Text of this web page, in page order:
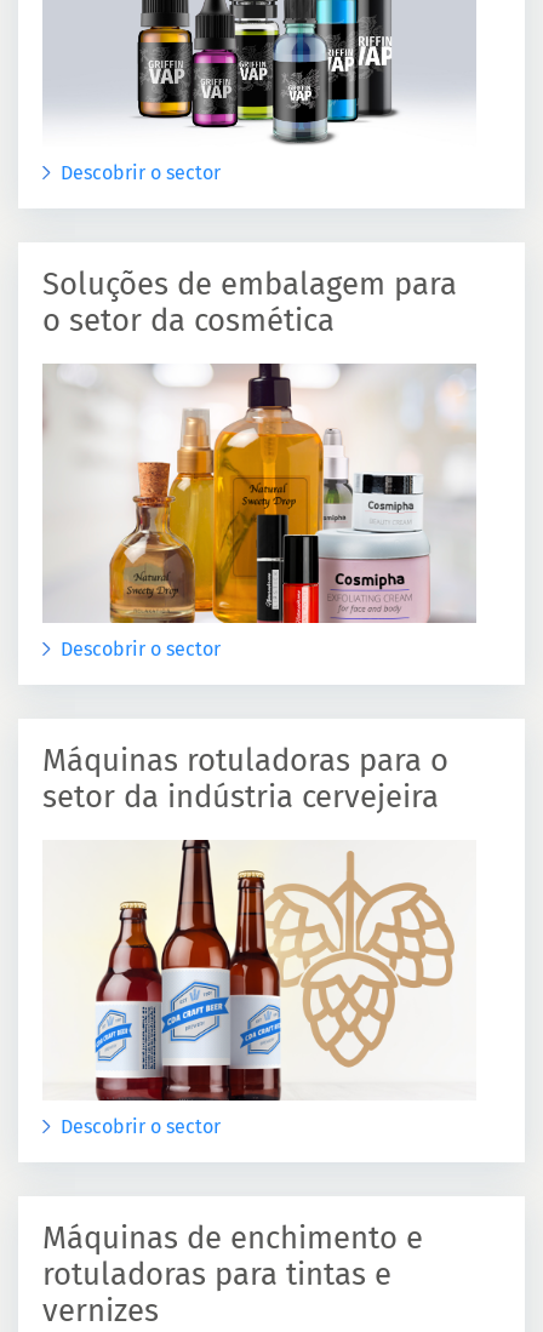
Descobrir o sector
Soluções de embalagem para
o setor da cosmética
Descobrir o sector
Máquinas rotuladoras para o
setor da indústria cervejeira
Descobrir o sector
Máquinas de enchimento e
rotuladoras para tintas e
vernizes